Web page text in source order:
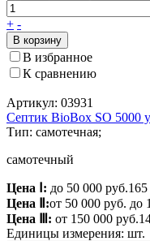
+ -
В корзину
В избранное
К сравнению
Артикул: 03931
Септик BioBox SO 5000
Тип: самотечная;
самотечный
Цена Ⅰ: до 50 000 руб.
Цена Ⅱ:от 50 000 руб. до
Цена Ⅲ: от 150 000 руб.
Единицы измерения: шт.